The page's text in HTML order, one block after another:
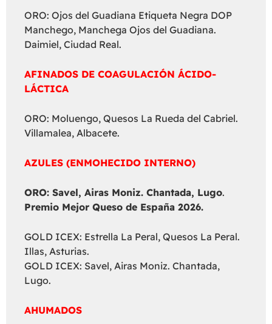
ORO: Ojos del Guadiana Etiqueta Negra DOP
Manchego, Manchega Ojos del Guadiana.
Daimiel, Ciudad Real.
AFINADOS DE COAGULACIÓN ÁCIDO-
LÁCTICA
ORO: Moluengo, Quesos La Rueda del Cabriel.
Villamalea, Albacete.
AZULES (ENMOHECIDO INTERNO)
ORO: Savel, Airas Moniz. Chantada, Lugo.
Premio Mejor Queso de España 2026.
GOLD ICEX: Estrella La Peral, Quesos La Peral.
Illas, Asturias.
GOLD ICEX: Savel, Airas Moniz. Chantada,
Lugo.
AHUMADOS